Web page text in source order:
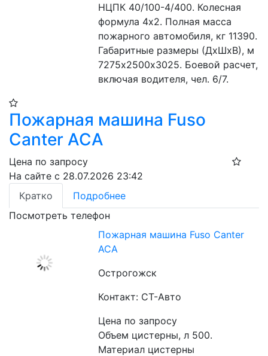
НЦПК 40/100-4/400. Колесная
формула 4х2. Полная масса
пожарного автомобиля, кг 11390.
Габаритные размеры (ДхШхВ), м
7275х2500х3025. Боевой расчет,
включая водителя, чел. 6/7.
Пожарная машина Fuso
Canter АСА
Цена по запросу
На сайте с 28.07.2026 23:42
Кратко
Подробнее
Посмотреть телефон
Пожарная машина Fuso Canter
АСА
Острогожск
Контакт: СТ-Авто
Цена по запросу
Объем цистерны, л 500.
Материал цистерны